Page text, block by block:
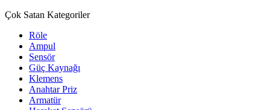
Çok Satan Kategoriler
Röle
Ampul
Sensör
Güç Kaynağı
Klemens
Anahtar Priz
Armatür